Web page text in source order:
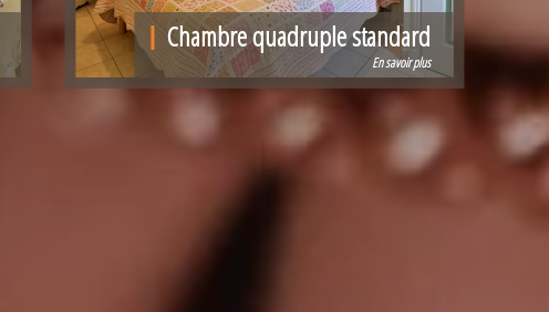
Chambre quadruple standard
En savoir plus